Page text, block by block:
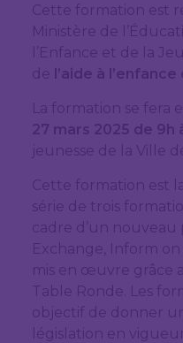
Cette formation est
Ministère de
l’Enfance et de la
de l’aide à
La formation se fera
27 mars 2025 de 9h
jeunesse de la Ville
Cette formation est
série de trois
cadre d’un nouveau
Exchange, Inform
mis en œuvre grâce
Table Ronde. Les
objectif de donner
législation en